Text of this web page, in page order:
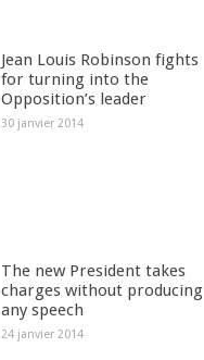
Jean Louis Robinson fights
for turning into the
Opposition’s leader
30 janvier 2014
The new President takes
charges without producing
any speech
24 janvier 2014